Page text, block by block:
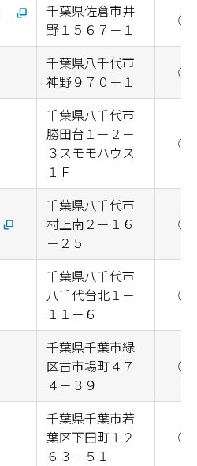
千葉県佐倉市井
野１５６７－１
◯
千葉県八千代市
神野９７０－１
◯
千葉県八千代市
勝田台１－２－
３スモモハウス
１Ｆ
◯
千葉県八千代市
村上南２－１６
－２５
◯
千葉県八千代市
八千代台北１－
１１－６
◯
千葉県千葉市緑
区古市場町４７
４－３９
◯
千葉県千葉市若
葉区下田町１２
６３－５１
◯